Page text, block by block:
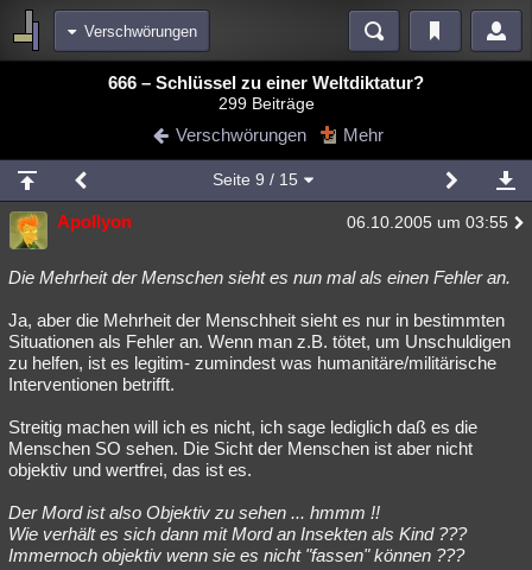
Verschwörungen
Blogs Videos
Chat Wiki Neuigkeiten
meine Rubriken
Menschen Wissenschaft Mystery Kriminalfälle
Spiritualität Verschwörungen Technologie Ufologie
Natur Umfragen Unterhaltung
weitere Rubriken
Philosophie Träume
Astronomie Helpdesk Gruppen Gaming Filme
Musik
Übersichten
Besucht Teilgenommen Alle Neue Geschlossen
666 – Schlüssel zu einer Weltdiktatur?
299 Beiträge
Verschwörungen Mehr
Seite 9 / 15
Apollyon 06.10.2005 um 03:55
Die Mehrheit der Menschen sieht es nun mal als einen Fehler an.
Ja, aber die Mehrheit der Menschheit sieht es nur in bestimmten
Situationen als Fehler an. Wenn man z.B. tötet, um Unschuldigen
zu helfen, ist es legitim- zumindest was humanitäre/militärische
Interventionen betrifft.
Streitig machen will ich es nicht, ich sage lediglich daß es die
Menschen SO sehen. Die Sicht der Menschen ist aber nicht
objektiv und wertfrei, das ist es.
Der Mord ist also Objektiv zu sehen ... hmmm !!
Wie verhält es sich dann mit Mord an Insekten als Kind ???
Immernoch objektiv wenn sie es nicht "fassen" können ???